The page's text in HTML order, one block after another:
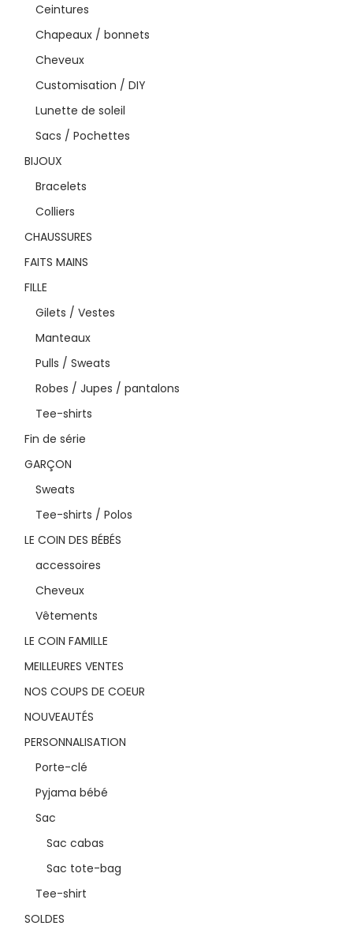
Ceintures
Chapeaux / bonnets
Cheveux
Customisation / DIY
Lunette de soleil
Sacs / Pochettes
BIJOUX
Bracelets
Colliers
CHAUSSURES
FAITS MAINS
FILLE
Gilets / Vestes
Manteaux
Pulls / Sweats
Robes / Jupes / pantalons
Tee-shirts
Fin de série
GARÇON
Sweats
Tee-shirts / Polos
LE COIN DES BÉBÉS
accessoires
Cheveux
Vêtements
LE COIN FAMILLE
MEILLEURES VENTES
NOS COUPS DE COEUR
NOUVEAUTÉS
PERSONNALISATION
Porte-clé
Pyjama bébé
Sac
Sac cabas
Sac tote-bag
Tee-shirt
SOLDES